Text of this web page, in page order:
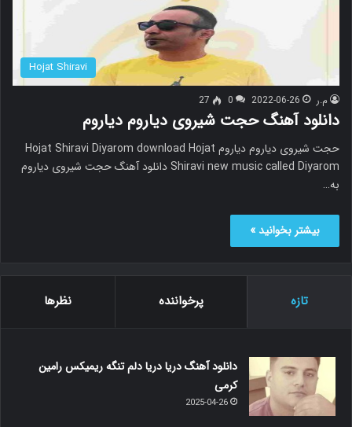
Hojat Shiravi
م.ر 2022-06-26
0
27
دانلود آهنگ حجت شیروی دیاروم دیاروم
حجت شیروی دیاروم دیاروم Hojat Shiravi Diyarom download Hojat
Shiravi new music called Diyarom دانلود آهنگ حجت شیروی دیاروم
به…
بیشتر بخوانید »
تازه پرخواننده نظرها
دانلود آهنگ دریا دریا دلم تنگه ریمیکس رامین
کرمی
2025-04-26